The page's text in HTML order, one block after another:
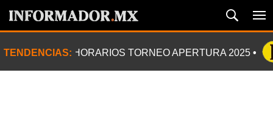
TENDENCIAS: HORARIOS TORNEO APERTURA 2025